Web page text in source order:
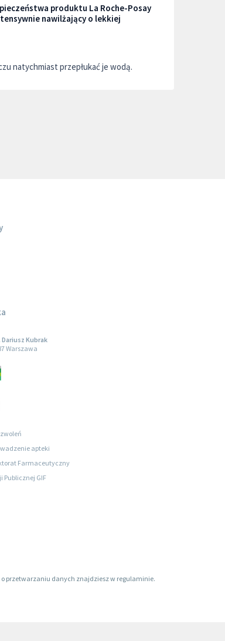
produktu La Roche-Posay
nawilżający o lekkiej
natychmiast przepłukać je wodą.
Kubrak
Warszawa
apteki
Farmaceutyczny
Publicznej GIF
przetwarzaniu danych znajdziesz w regulaminie.